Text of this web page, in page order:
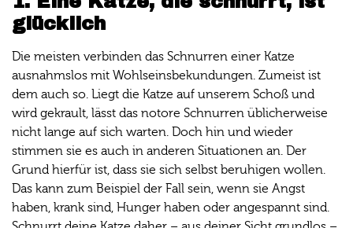
glücklich
Die meisten verbinden das Schnurren einer Katze
ausnahmslos mit Wohlseinsbekundungen. Zumeist ist
dem auch so. Liegt die Katze auf unserem Schoß und
wird gekrault, lässt das notore Schnurren üblicherweise
nicht lange auf sich warten. Doch hin und wieder
stimmen sie es auch in anderen Situationen an. Der
Grund hierfür ist, dass sie sich selbst beruhigen wollen.
Das kann zum Beispiel der Fall sein, wenn sie Angst
haben, krank sind, Hunger haben oder angespannt sind.